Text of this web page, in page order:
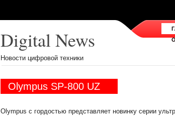
Digital News
Новости цифровой техники
Olympus SP-800 UZ
Olympus с гордостью представляет новинку серии